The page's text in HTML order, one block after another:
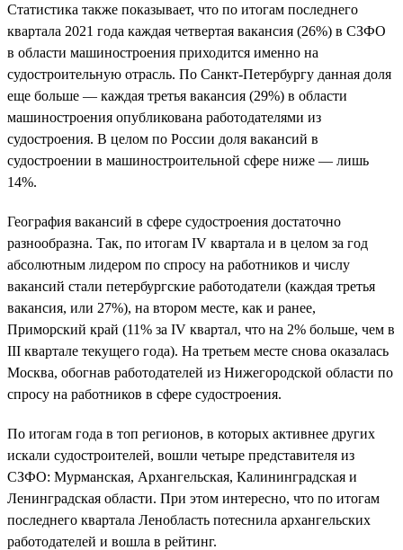
Статистика также показывает, что по итогам последнего
квартала 2021 года каждая четвертая вакансия (26%) в СЗФО
в области машиностроения приходится именно на
судостроительную отрасль. По Санкт-Петербургу данная доля
еще больше — каждая третья вакансия (29%) в области
машиностроения опубликована работодателями из
судостроения. В целом по России доля вакансий в
судостроении в машиностроительной сфере ниже — лишь
14%.
География вакансий в сфере судостроения достаточно
разнообразна. Так, по итогам IV квартала и в целом за год
абсолютным лидером по спросу на работников и числу
вакансий стали петербургские работодатели (каждая третья
вакансия, или 27%), на втором месте, как и ранее,
Приморский край (11% за IV квартал, что на 2% больше, чем в
III квартале текущего года). На третьем месте снова оказалась
Москва, обогнав работодателей из Нижегородской области по
спросу на работников в сфере судостроения.
По итогам года в топ регионов, в которых активнее других
искали судостроителей, вошли четыре представителя из
СЗФО: Мурманская, Архангельская, Калининградская и
Ленинградская области. При этом интересно, что по итогам
последнего квартала Ленобласть потеснила архангельских
работодателей и вошла в рейтинг.